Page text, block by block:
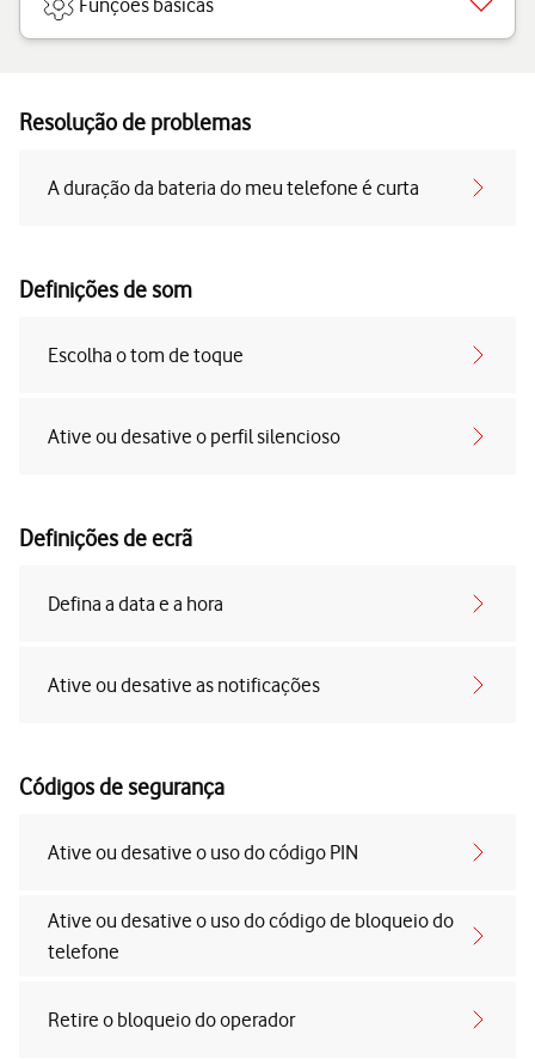
Funções básicas
Resolução de problemas
A duração da bateria do meu telefone é curta
Definições de som
Escolha o tom de toque
Ative ou desative o perfil silencioso
Definições de ecrã
Defina a data e a hora
Ative ou desative as notificações
Códigos de segurança
Ative ou desative o uso do código PIN
Ative ou desative o uso do código de bloqueio do
telefone
Retire o bloqueio do operador